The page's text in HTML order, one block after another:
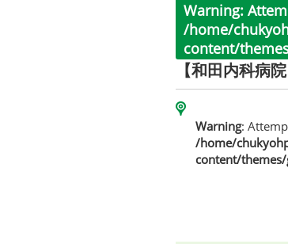
Warning:
/home/
content/
【和田内科病
Warning:
/home/
content/